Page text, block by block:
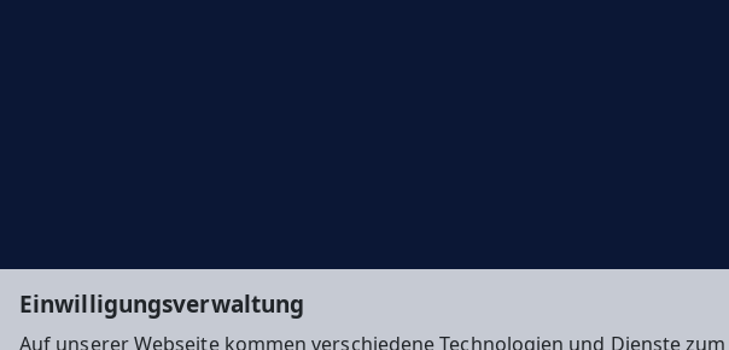
Einwilligungsverwaltung
Auf unserer Webseite kommen verschiedene Technologien und Dienste